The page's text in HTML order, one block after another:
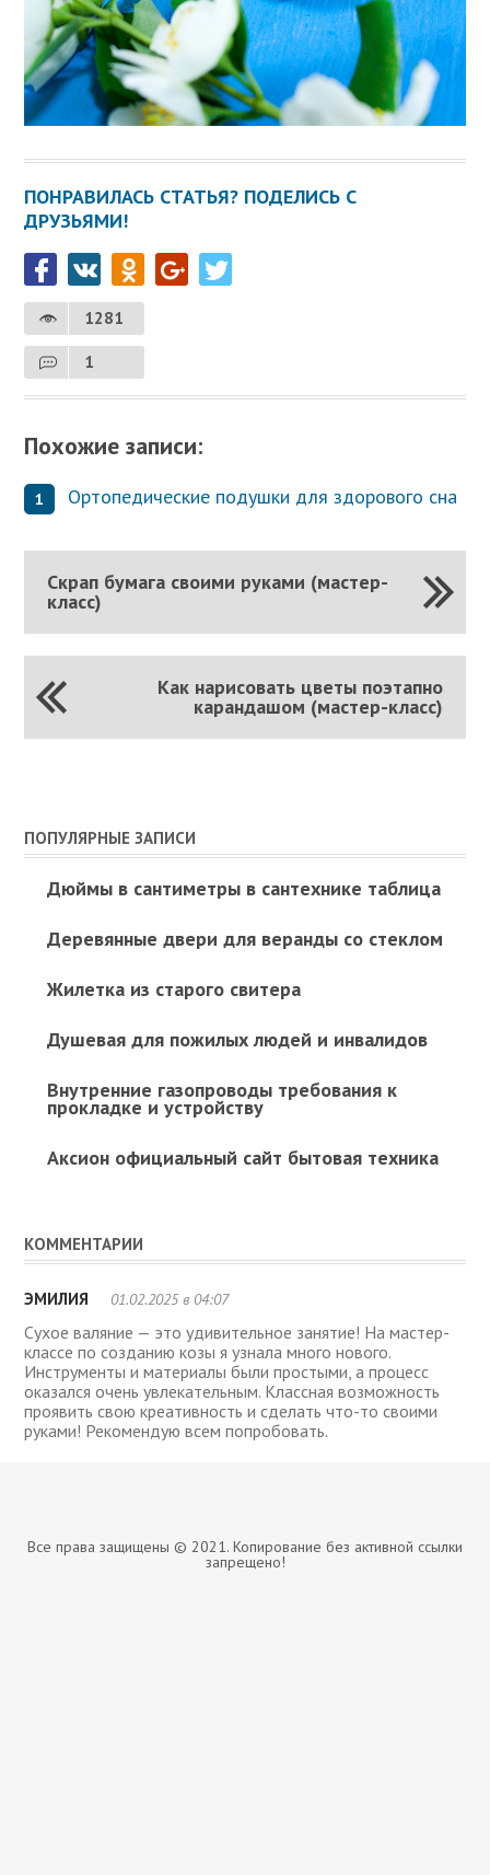
ПОНРАВИЛАСЬ СТАТЬЯ? ПОДЕЛИСЬ С
ДРУЗЬЯМИ!
1281
1
Похожие записи:
Ортопедические подушки для здорового сна
Скрап бумага своими руками (мастер-
класс)
Как нарисовать цветы поэтапно
карандашом (мастер-класс)
ПОПУЛЯРНЫЕ ЗАПИСИ
Дюймы в сантиметры в сантехнике таблица
Деревянные двери для веранды со стеклом
Жилетка из старого свитера
Душевая для пожилых людей и инвалидов
Внутренние газопроводы требования к
прокладке и устройству
Аксион официальный сайт бытовая техника
КОММЕНТАРИИ
ЭМИЛИЯ 01.02.2025 в 04:07
Сухое валяние — это удивительное занятие! На мастер-
классе по созданию козы я узнала много нового.
Инструменты и материалы были простыми, а процесс
оказался очень увлекательным. Классная возможность
проявить свою креативность и сделать что-то своими
руками! Рекомендую всем попробовать.
Все права защищены © 2021. Копирование без активной ссылки
запрещено!